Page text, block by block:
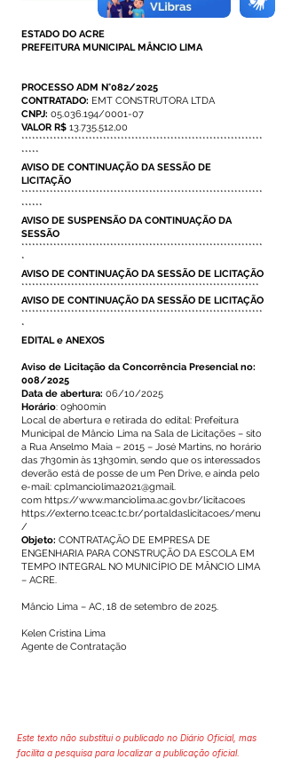
ESTADO DO ACRE
PREFEITURA MUNICIPAL MÂNCIO LIMA
PROCESSO ADM N°082/2025
CONTRATADO: EMT CONSTRUTORA LTDA
CNPJ: 05.036.194/0001-07
VALOR R$ 13.735.512,00
********************************************************************
*****
AVISO DE CONTINUAÇÃO DA SESSÃO DE
LICITAÇÃO
********************************************************************
******
AVISO DE SUSPENSÃO DA CONTINUAÇÃO DA
SESSÃO
********************************************************************
*
AVISO DE CONTINUAÇÃO DA SESSÃO DE LICITAÇÃO
*******************************************************************
AVISO DE CONTINUAÇÃO DA SESSÃO DE LICITAÇÃO
********************************************************************
*
EDITAL e ANEXOS
Aviso de Licitação da Concorrência Presencial no:
008/2025
Data de abertura: 06/10/2025
Horário: 09h00min
Local de abertura e retirada do edital: Prefeitura
Municipal de Mâncio Lima na Sala de Licitações – sito
a Rua Anselmo Maia – 2015 – José Martins, no horário
das 7h30min às 13h30min, sendo que os interessados
deverão está de posse de um Pen Drive, e ainda pelo
e-mail: cplmanciolima2021@gmail.
com https://www.manciolima.ac.gov.br/licitacoes
https://externo.tceac.tc.br/portaldaslicitacoes/menu
/
Objeto: CONTRATAÇÃO DE EMPRESA DE
ENGENHARIA PARA CONSTRUÇÃO DA ESCOLA EM
TEMPO INTEGRAL NO MUNICÍPIO DE MÂNCIO LIMA
– ACRE.
Mâncio Lima – AC, 18 de setembro de 2025.
Kelen Cristina Lima
Agente de Contratação
Este texto não substitui o publicado no Diário Oficial, mas
facilita a pesquisa para localizar a publicação oficial.